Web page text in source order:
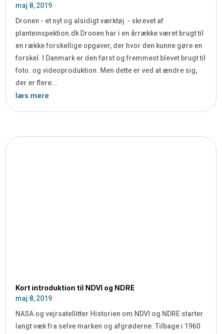
maj 8, 2019
Dronen - et nyt og alsidigt værktøj - skrevet af
planteinspektion.dk Dronen har i en årrække været brugt til
en række forskellige opgaver, der hvor den kunne gøre en
forskel. I Danmark er den først og fremmest blevet brugt til
foto. og videoproduktion. Men dette er ved at ændre sig,
der er flere...
læs mere
Kort introduktion til NDVI og NDRE
maj 8, 2019
NASA og vejrsatellitter Historien om NDVI og NDRE starter
langt væk fra selve marken og afgrøderne. Tilbage i 1960